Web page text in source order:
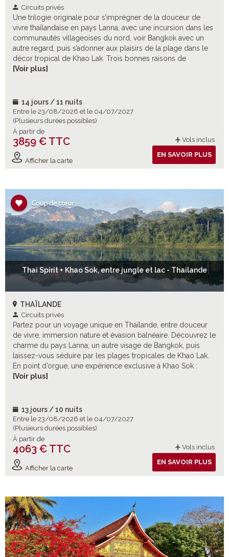
Circuits privés
Une trilogie originale pour s’imprégner de la douceur de
vivre thaïlandaise en pays Lanna, avec une incursion dans les
communautés villageoises du nord, voir Bangkok avec un
autre regard, puis s’adonner aux plaisirs de la plage dans le
décor tropical de Khao Lak. Trois bonnes raisons de
(re)découvrir la Thaïlande.
[Voir plus]
14 jours / 11 nuits
Entre le 23/08/2026 et le 04/07/2027
(Plusieurs durées possibles)
À partir de
3859 € TTC Vols inclus
Afficher la carte
EN SAVOIR PLUS
Thai Spirit + Khao Sok, entre jungle et lac - Thailande
THAÏLANDE
Circuits privés
Partez pour un voyage unique en Thaïlande, entre douceur
de vivre, immersion nature et évasion balnéaire. Découvrez le
charme du pays Lanna, un autre visage de Bangkok, puis
laissez-vous séduire par les plages tropicales de Khao Lak.
En point d’orgue, une expérience exclusive à Khao Sok :
rencontre avec les éléphants dans un sanctuaire respectueux
[Voir plus]
13 jours / 10 nuits
Entre le 23/08/2026 et le 04/07/2027
(Plusieurs durées possibles)
À partir de
4063 € TTC Vols inclus
Afficher la carte
EN SAVOIR PLUS